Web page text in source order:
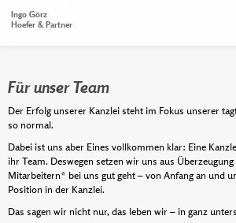
Ingo Görz
Hoefer & Partner
Für unser Team
Der Erfolg unserer Kanzlei steht im Fokus unserer
so normal.
Dabei ist uns aber Eines vollkommen klar: Eine
ihr Team. Deswegen setzen wir uns aus
Mitarbeitern* bei uns gut geht – von Anfang an und
Position in der Kanzlei.
Das sagen wir nicht nur, das leben wir – in ganz